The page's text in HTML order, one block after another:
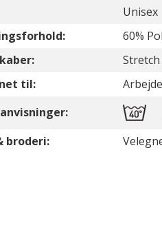
Unisex
60%
Stretch
til:
Arbejde
broderi: